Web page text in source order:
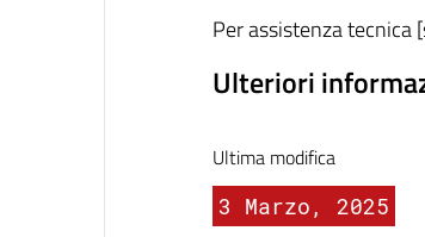
Per assistenza tecnica [
Ulteriori
Ultima modifica
3 Marzo, 2025